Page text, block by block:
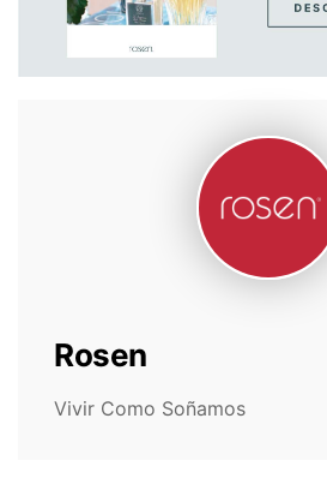
Rosen
Vivir Como Soñamos